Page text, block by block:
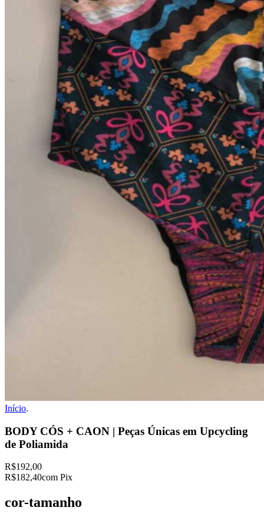
Início.
BODY CÓS + CAON | Peças Únicas em Upcycling
de Poliamida
R$192,00
R$182,40com Pix
cor-tamanho